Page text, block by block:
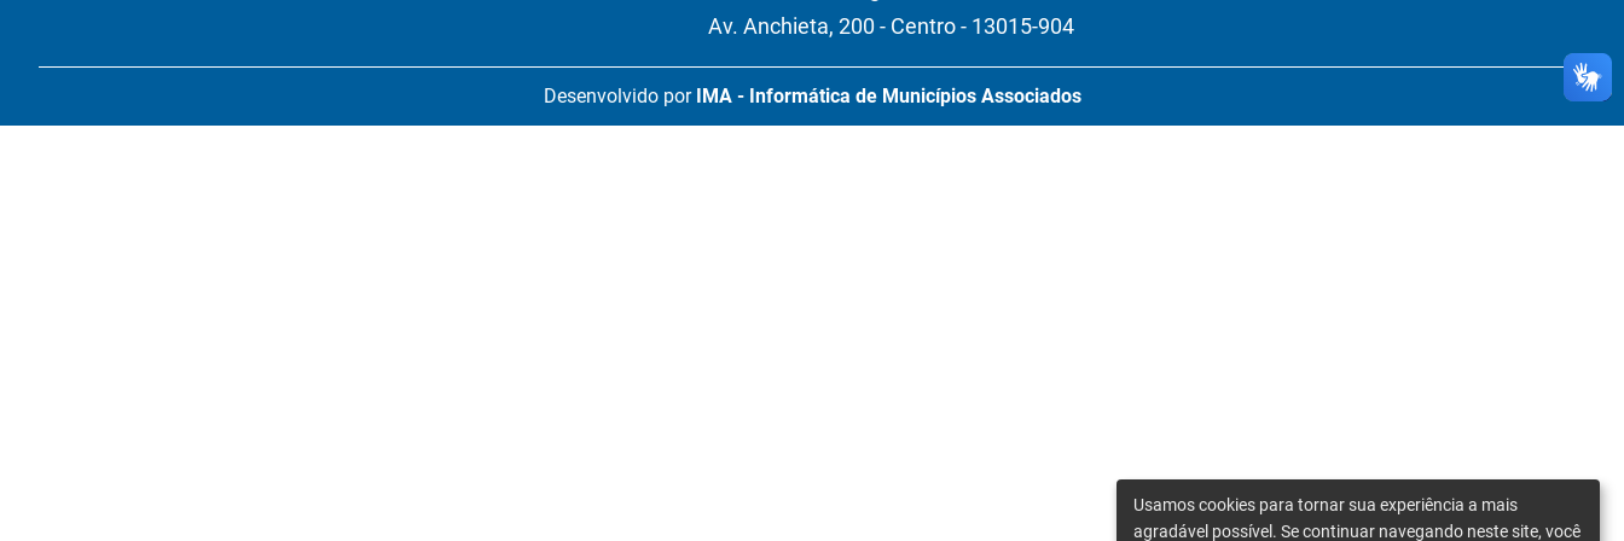
Av. Anchieta, 200 - Centro - 13015-904
Desenvolvido por IMA - Informática de Municípios Associados
Usamos cookies para tornar sua experiência a mais
agradável possível. Se continuar navegando neste site, você